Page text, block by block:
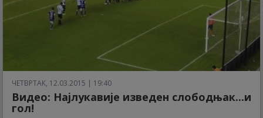
ЧЕТВРТАК, 12.03.2015 | 19:40
Видео: Најлукавије изведен слободњак...и
гол!